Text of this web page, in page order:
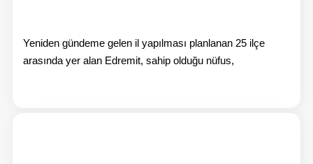
Yeniden gündeme gelen il yapılması planlanan 25 ilçe
arasında yer alan Edremit, sahip olduğu nüfus,